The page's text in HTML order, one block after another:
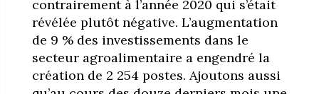
contrairement à l’année 2020 qui s’était
révélée plutôt négative. L’augmentation
de 9 % des investissements dans le
secteur agroalimentaire a engendré la
création de 2 254 postes. Ajoutons aussi